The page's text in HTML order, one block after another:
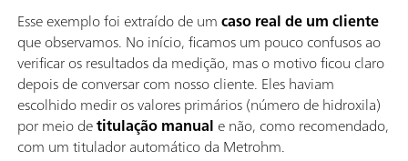
Esse exemplo foi extraído de umcaso real de um cliente
que observamos. No início, ficamos um pouco confusos ao
verificar os resultados da medição, mas o motivo ficou claro
depois de conversar com nosso cliente. Eles haviam
escolhido medir os valores primários (número de hidroxila)
por meio detitulação manual e não, como recomendado,
com um titulador automático da Metrohm.